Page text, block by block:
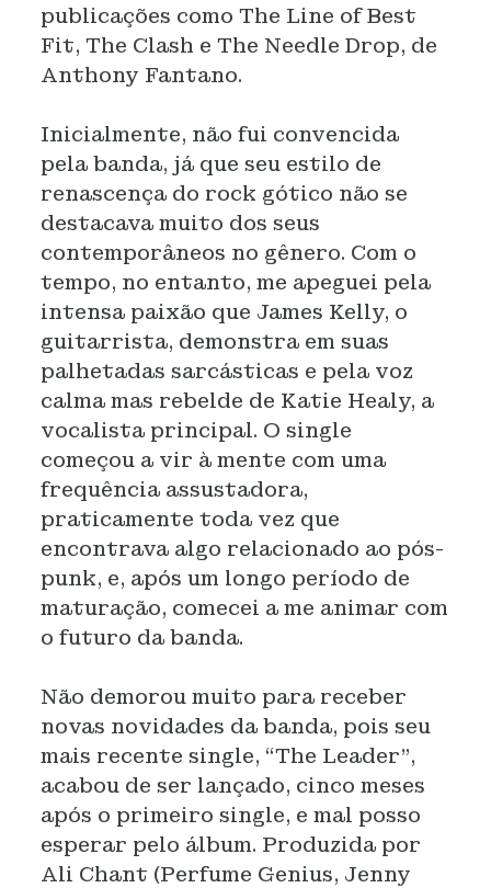
publicações como The Line of Best
Fit, The Clash e The Needle Drop, de
Anthony Fantano.
Inicialmente, não fui convencida
pela banda, já que seu estilo de
renascença do rock gótico não se
destacava muito dos seus
contemporâneos no gênero. Com o
tempo, no entanto, me apeguei pela
intensa paixão que James Kelly, o
guitarrista, demonstra em suas
palhetadas sarcásticas e pela voz
calma mas rebelde de Katie Healy, a
vocalista principal. O single
começou a vir à mente com uma
frequência assustadora,
praticamente toda vez que
encontrava algo relacionado ao pós-
punk, e, após um longo período de
maturação, comecei a me animar com
o futuro da banda.
Não demorou muito para receber
novas novidades da banda, pois seu
mais recente single, “The Leader”,
acabou de ser lançado, cinco meses
após o primeiro single, e mal posso
esperar pelo álbum. Produzida por
Ali Chant (Perfume Genius, Jenny